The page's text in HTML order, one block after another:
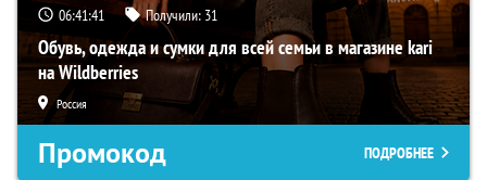
06:41:40 Получили: 31
Обувь, одежда и сумки для всей семьи в магазине kari
на Wildberries
Россия
Промокод ПОДРОБНЕЕ